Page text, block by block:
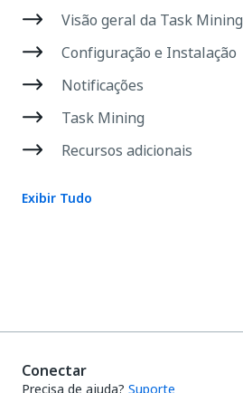
Visão geral da Task Mining
Configuração e Instalação
Notificações
Task Mining
Recursos adicionais
Exibir Tudo
Conectar
Precisa de ajuda? Suporte